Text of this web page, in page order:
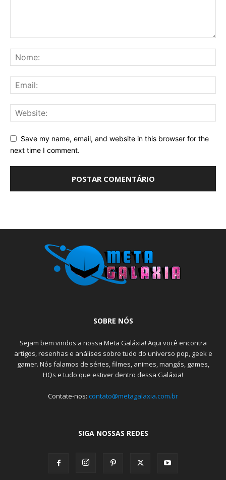
Save my name, email, and website in this browser for the
next time I comment.
SOBRE NÓS
Sejam bem vindos a nossa Meta Galáxia! Aqui você encontra
artigos, resenhas e análises sobre tudo do universo pop, geek e
gamer. Nós falamos de séries, filmes, animes, mangás, games,
HQs e tudo que estiver dentro dessa Galáxia!
Contate-nos: contato@metagalaxia.com.br
SIGA NOSSAS REDES